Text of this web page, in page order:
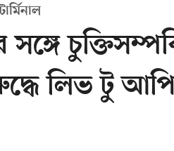
লিভ টু